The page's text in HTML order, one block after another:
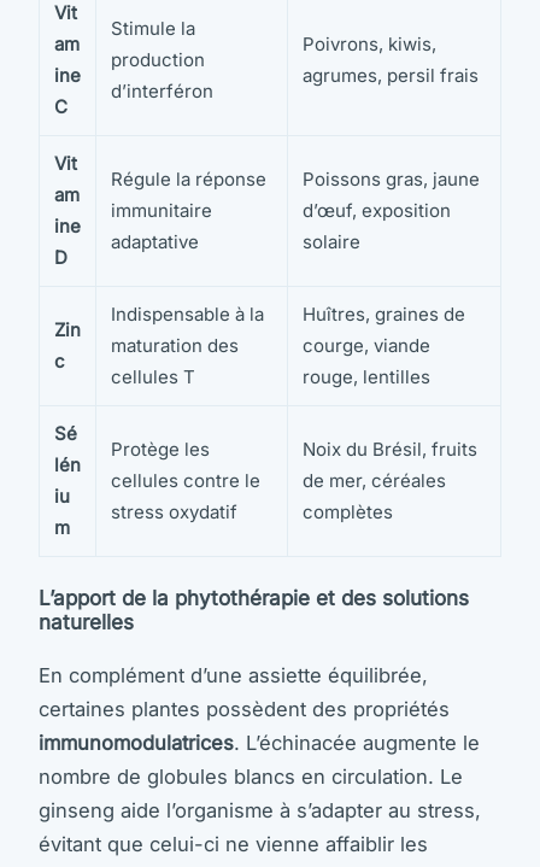
Vit
am
ine
C
Stimule la
production
d’interféron
Poivrons, kiwis,
agrumes, persil frais
Vit
am
ine
D
Régule la réponse
immunitaire
adaptative
Poissons gras, jaune
d’œuf, exposition
solaire
Zin
c
Indispensable à la
maturation des
cellules T
Huîtres, graines de
courge, viande
rouge, lentilles
Sé
lén
iu
m
Protège les
cellules contre le
stress oxydatif
Noix du Brésil, fruits
de mer, céréales
complètes
L’apport de la phytothérapie et des solutions
naturelles
En complément d’une assiette équilibrée,
certaines plantes possèdent des propriétés
immunomodulatrices. L’échinacée augmente le
nombre de globules blancs en circulation. Le
ginseng aide l’organisme à s’adapter au stress,
évitant que celui-ci ne vienne affaiblir les